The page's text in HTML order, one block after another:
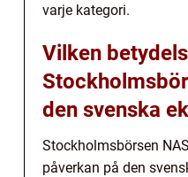
varje kategori.
Vilken
den svenska
Stockholmsbörsen
påverkan på den